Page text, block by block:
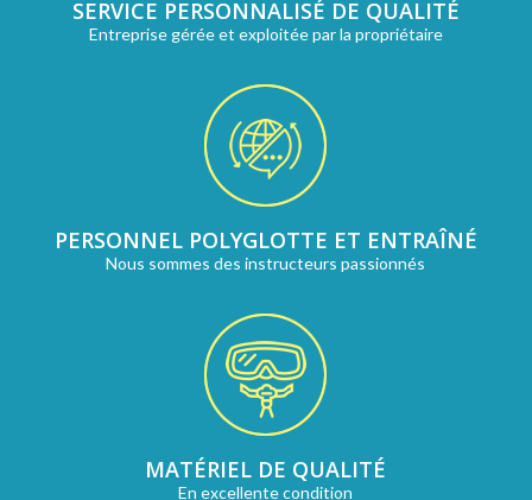
SERVICE PERSONNALISÉ DE QUALITÉ
Entreprise gérée et exploitée par la propriétaire
PERSONNEL POLYGLOTTE ET ENTRAÎNÉ
Nous sommes des instructeurs passionnés
MATÉRIEL DE QUALITÉ
En excellente condition